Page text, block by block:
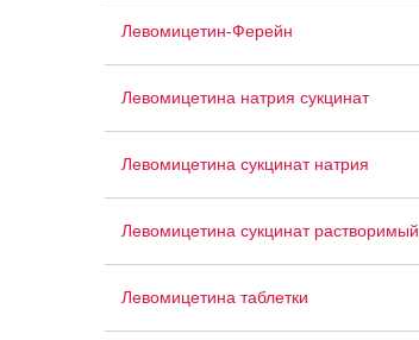
Левомицетин-Ферейн
Левомицетина натрия сукцинат
Левомицетина сукцинат натрия
Левомицетина сукцинат растворимый
Левомицетина таблетки